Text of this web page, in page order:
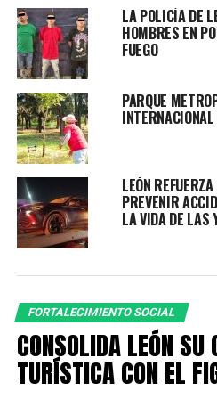
programa de “Mujer Adelante”
solicitudes del 52%, seguido
psicológica y de vinculación
Entre las colonias que
registros son: Brisas del
Puerta Dorada, Hilamas, San
horarios, pero en la
situaciones de riesgo y
atención inmediata, así que
correspondiente para que
LA POLICÍA DE
HOMBRES EN
FUEGO
PARQUE
LEÓN
PREVENIR
LA VIDA DE LAS
FORTALECIMIENTO SOCIAL
CONSOLIDA LEÓN SU
TURÍSTICA CON EL